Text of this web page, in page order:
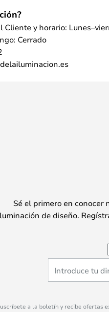
Cliente y horario:
Cerrado
Sé el primero en conocer
de diseño.
a la boletín y recibe ofertas